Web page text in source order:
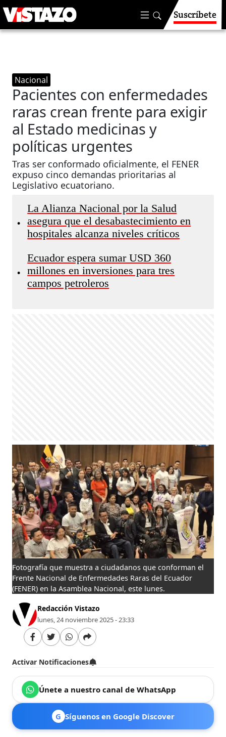
Suscríbete
Nacional
Pacientes con enfermedades
raras crean frente para exigir
al Estado medicinas y
políticas urgentes
Tras ser conformado oficialmente, el FENER
expuso cinco demandas prioritarias al
Legislativo ecuatoriano.
•
La Alianza Nacional por la Salud
asegura que el desabastecimiento en
hospitales alcanza niveles críticos
•
Ecuador espera sumar USD 360
millones en inversiones para tres
campos petroleros
Fotografía que muestra a ciudadanos que conforman el
Frente Nacional de Enfermedades Raras del Ecuador
(FENER) en la Asamblea Nacional, este lunes.
Redacción Vistazo
lunes, 24 noviembre 2025 - 23:33
Activar Notificaciones
Únete a nuestro canal de WhatsApp
G Síguenos en Google Discover